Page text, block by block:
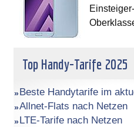
Top Handy-Tarife 2025
Beste Handytarife im
Allnet-Flats nach Netzen
LTE-Tarife nach Netzen